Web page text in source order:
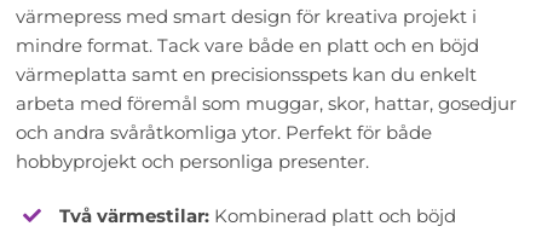
värmepress med smart design för kreativa projekt i
mindre format. Tack vare både en platt och en böjd
värmeplatta samt en precisionsspets kan du enkelt
arbeta med föremål som muggar, skor, hattar, gosedjur
och andra svåråtkomliga ytor. Perfekt för både
hobbyprojekt och personliga presenter.
Två värmestilar: Kombinerad platt och böjd